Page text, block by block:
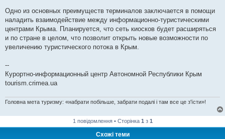
Одно из основных преимуществ терминалов заключается в помощи
наладить взаимодействие между информационно-туристическими
центрами Крыма. Планируется, что сеть киосков будет расширяться
и по стране в целом, что позволит открыть новые возможности по
увеличению туристического потока в Крым.
--
Курортно-информационный центр Автономной Республики Крым
tourism.crimea.ua
Головна мета туризму: «набрати побільше, забрати подалі і там все це з'їсти»!
1 повідомлення • Сторінка 1 з 1
Схожі теми